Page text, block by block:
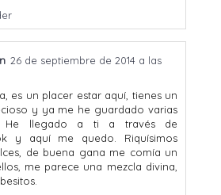
26 de septiembre de 2014 a las
es un placer estar aquí, tienes un
y ya me he guardado varias
He llegado a ti a través de
y aquí me quedo. Riquísimos
de buena gana me comía un
me parece una mezcla divina,